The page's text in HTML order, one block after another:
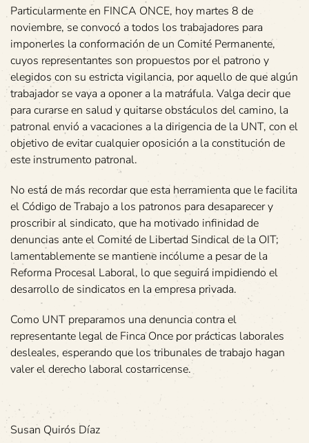
Particularmente en FINCA ONCE, hoy martes 8 de
noviembre, se convocó a todos los trabajadores para
imponerles la conformación de un Comité Permanente,
cuyos representantes son propuestos por el patrono y
elegidos con su estricta vigilancia, por aquello de que algún
trabajador se vaya a oponer a la matráfula. Valga decir que
para curarse en salud y quitarse obstáculos del camino, la
patronal envió a vacaciones a la dirigencia de la UNT, con el
objetivo de evitar cualquier oposición a la constitución de
este instrumento patronal.
No está de más recordar que esta herramienta que le facilita
el Código de Trabajo a los patronos para desaparecer y
proscribir al sindicato, que ha motivado infinidad de
denuncias ante el Comité de Libertad Sindical de la OIT;
lamentablemente se mantiene incólume a pesar de la
Reforma Procesal Laboral, lo que seguirá impidiendo el
desarrollo de sindicatos en la empresa privada.
Como UNT preparamos una denuncia contra el
representante legal de Finca Once por prácticas laborales
desleales, esperando que los tribunales de trabajo hagan
valer el derecho laboral costarricense.
Susan Quirós Díaz